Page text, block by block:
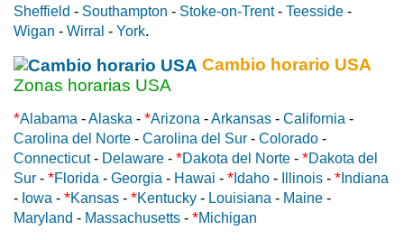
Sheffield - Southampton - Stoke-on-Trent- Teesside -
Wigan - Wirral - York.
Cambio horario USA
Zonas horarias USA
*Alabama -Alaska - *Arizona -Arkansas - California -
Carolina del Norte - Carolina del Sur - Colorado -
Connecticut- Delaware - *Dakota del Norte - *Dakota del
Sur - *Florida - Georgia - Hawai - * Idaho - Illinois - * Indiana
- Iowa - *Kansas - *Kentucky - Louisiana - Maine -
Maryland - Massachusetts - *Michigan